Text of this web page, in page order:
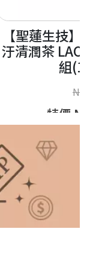
【聖蓮生技】
伸筋草關
特價